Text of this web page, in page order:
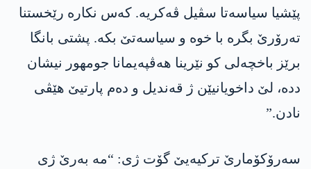
پێشیا سیاسەتا سڤیل ڤەکریە. کەس نکارە رێخستنا
تەرۆرێ بگرە با خوە و سیاسەتێ بکە. پشتی بانگا
برێز باخچەلی کو نێرینا ھەڤپەیمانا جومھور نیشان
ددە، لێ داخویانیێن ژ قەندیل و دەم پارتیێ ھێڤی
نادن.”
سەرۆکۆمارێ ترکیەیێ گۆت ژی: “مە بەرێ ژی